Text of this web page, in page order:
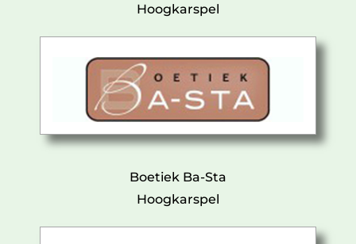
Hoogkarspel
Boetiek Ba-Sta
Hoogkarspel